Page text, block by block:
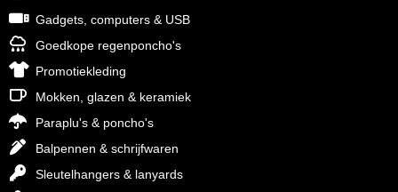
Gadgets, computers & USB
Goedkope regenponcho's
Promotiekleding
Mokken, glazen & keramiek
Paraplu's & poncho's
Balpennen & schrijfwaren
Sleutelhangers & lanyards